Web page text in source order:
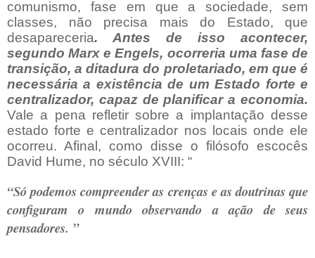
comunismo, fase em que a sociedade, sem
classes, não precisa mais do Estado, que
desapareceria. Antes de isso acontecer,
segundo Marx e Engels, ocorreria uma fase de
transição, a ditadura do proletariado, em que é
necessária a existência de um Estado forte e
centralizador, capaz de planificar a economia.
Vale a pena refletir sobre a implantação desse
estado forte e centralizador nos locais onde ele
ocorreu. Afinal, como disse o filósofo escocês
David Hume, no século XVIII: “
“Só podemos compreender as crenças e as doutrinas que
configuram o mundo observando a ação de seus
pensadores. ”